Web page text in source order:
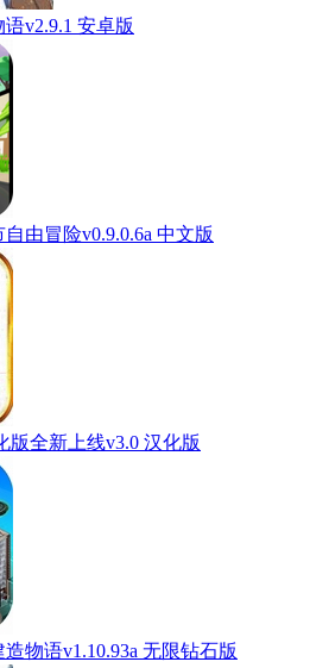
v2.9.1 安卓版
由冒险v0.9.0.6a 中文版
版全新上线v3.0 汉化版
物语v1.10.93a 无限钻石版